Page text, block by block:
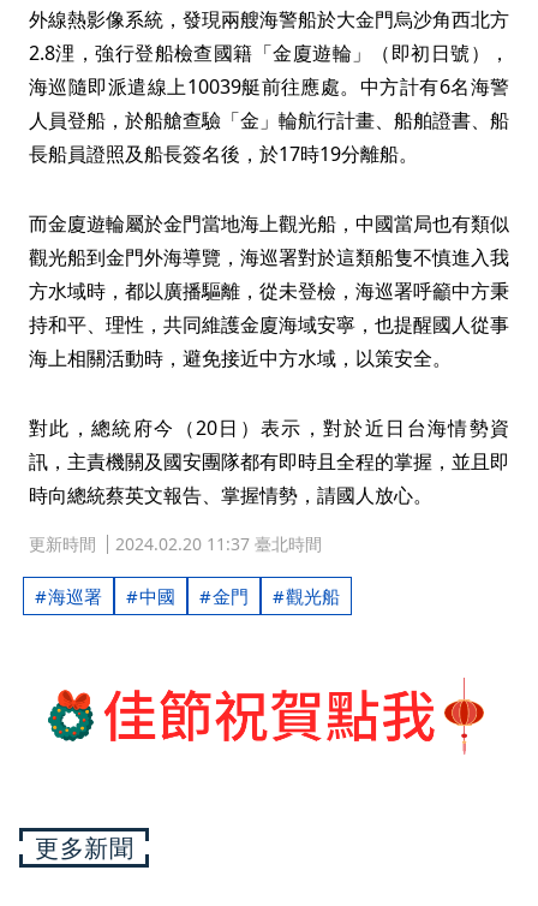
外線熱影像系統，發現兩艘海警船於大金門烏沙角西北方
2.8浬，強行登船檢查國籍「金廈遊輪」（即初日號），
海巡隨即派遣線上10039艇前往應處。中方計有6名海警
人員登船，於船艙查驗「金」輪航行計畫、船舶證書、船
長船員證照及船長簽名後，於17時19分離船。
而金廈遊輪屬於金門當地海上觀光船，中國當局也有類似
觀光船到金門外海導覽，海巡署對於這類船隻不慎進入我
方水域時，都以廣播驅離，從未登檢，海巡署呼籲中方秉
持和平、理性，共同維護金廈海域安寧，也提醒國人從事
海上相關活動時，避免接近中方水域，以策安全。
對此，總統府今（20日）表示，對於近日台海情勢資
訊，主責機關及國安團隊都有即時且全程的掌握，並且即
時向總統蔡英文報告、掌握情勢，請國人放心。
更新時間 2024.02.20 11:37 臺北時間
海巡署 中國 金門 觀光船
更多新聞